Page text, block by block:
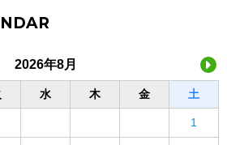
2026年8月
水 木 金 土
1